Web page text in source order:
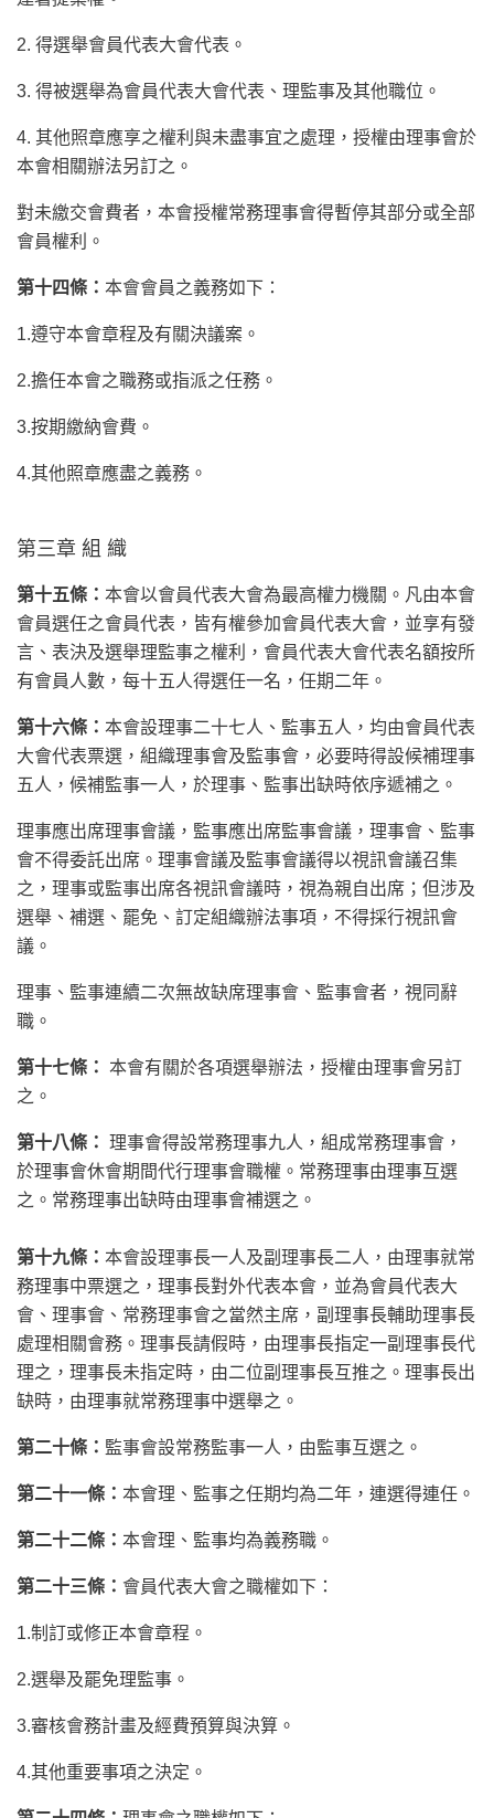
2. 得選舉會員代表大會代表。
3. 得被選舉為會員代表大會代表、理監事及其他職位。
4. 其他照章應享之權利與未盡事宜之處理，授權由理事會於
本會相關辦法另訂之。
對未繳交會費者，本會授權常務理事會得暫停其部分或全部
會員權利。
第十四條： 本會會員之義務如下：
1.遵守本會章程及有關決議案。
2.擔任本會之職務或指派之任務。
3.按期繳納會費。
4.其他照章應盡之義務。
第三章 組 織
第十五條： 本會以會員代表大會為最高權力機關。凡由本會
會員選任之會員代表，皆有權參加會員代表大會，並享有發
言、表決及選舉理監事之權利，會員代表大會代表名額按所
有會員人數，每十五人得選任一名，任期二年。
第十六條： 本會設理事二十七人、監事五人，均由會員代表
大會代表票選，組織理事會及監事會，必要時得設候補理事
五人，候補監事一人，於理事、監事出缺時依序遞補之。
理事應出席理事會議，監事應出席監事會議，理事會、監事
會不得委託出席。理事會議及監事會議得以視訊會議召集
之，理事或監事出席各視訊會議時，視為親自出席；但涉及
選舉、補選、罷免、訂定組織辦法事項，不得採行視訊會
議。
理事、監事連續二次無故缺席理事會、監事會者，視同辭
職。
第十七條： 本會有關於各項選舉辦法，授權由理事會另訂
之。
第十八條：
理事會得設常務理事九人，組成常務理事會，
於理事會休會期間代行理事會職權。常務理事由理事互選
之。常務理事出缺時由理事會補選之。
第十九條： 本會設理事長一人及副理事長二人，由理事就常
務理事中票選之，理事長對外代表本會，並為會員代表大
會、理事會、常務理事會之當然主席，副理事長輔助理事長
處理相關會務。理事長請假時，由理事長指定一副理事長代
理之，理事長未指定時，由二位副理事長互推之。理事長出
缺時，由理事就常務理事中選舉之。
第二十條： 監事會設常務監事一人，由監事互選之。
第二十一條 ： 本會理、監事之任期均為二年，連選得連任。
第二十二條： 本會理、監事均為義務職。
第二十三條： 會員代表大會之職權如下：
1.制訂或修正本會章程。
2.選舉及罷免理監事。
3.審核會務計畫及經費預算與決算。
4.其他重要事項之決定。